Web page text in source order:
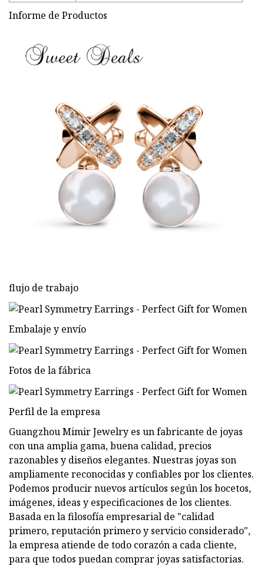
Informe de Productos
flujo de trabajo
Embalaje y envío
Fotos de la fábrica
Perfil de la empresa
Guangzhou Mimir Jewelry es un fabricante de joyas
con una amplia gama, buena calidad, precios
razonables y diseños elegantes. Nuestras joyas son
ampliamente reconocidas y confiables por los clientes.
Podemos producir nuevos artículos según los bocetos,
imágenes, ideas y especificaciones de los clientes.
Basada en la filosofía empresarial de "calidad
primero, reputación primero y servicio considerado",
la empresa atiende de todo corazón a cada cliente,
para que todos puedan comprar joyas satisfactorias.